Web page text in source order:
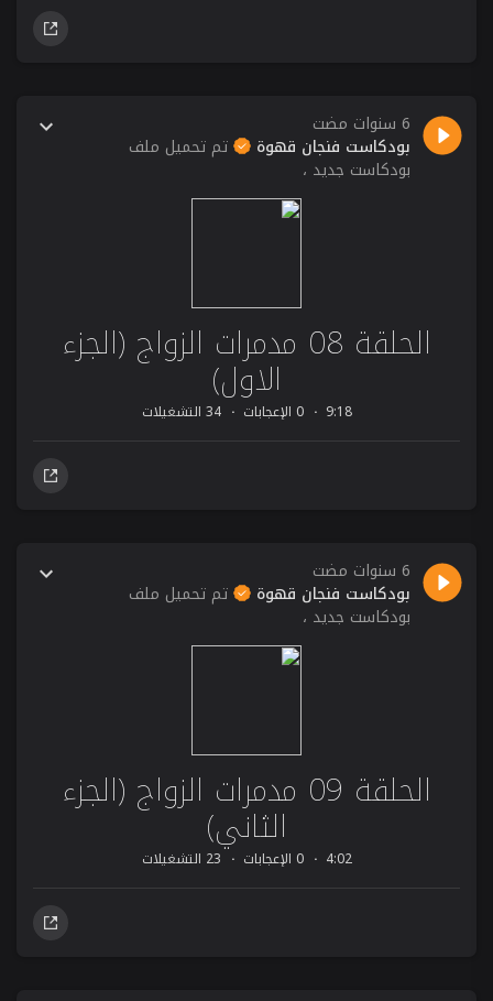
6 سنوات مضت
بودكاست فنجان قهوة تم تحميل ملف
بودكاست جديد ،
الحلقة 08 مدمرات الزواج (الجزء
الاول)
9:18 0 الإعجابات 34 التشغيلات
6 سنوات مضت
بودكاست فنجان قهوة تم تحميل ملف
بودكاست جديد ،
الحلقة 09 مدمرات الزواج (الجزء
الثاني)
4:02 0 الإعجابات 23 التشغيلات